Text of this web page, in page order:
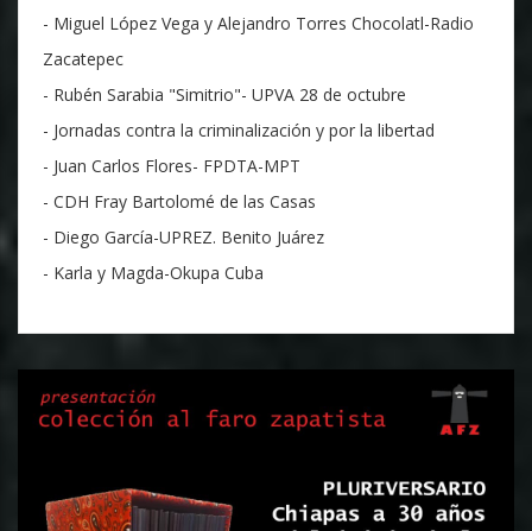
- Miguel López Vega y Alejandro Torres Chocolatl-Radio
Zacatepec
- Rubén Sarabia "Simitrio"- UPVA 28 de octubre
- Jornadas contra la criminalización y por la libertad
- Juan Carlos Flores- FPDTA-MPT
- CDH Fray Bartolomé de las Casas
- Diego García-UPREZ. Benito Juárez
- Karla y Magda-Okupa Cuba